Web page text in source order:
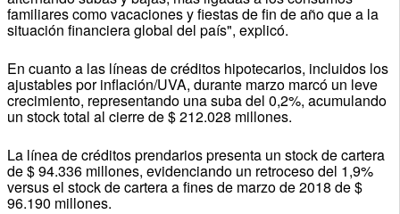
familiares como vacaciones y fiestas de fin de año que a la
situación financiera global del país", explicó.
En cuanto a las líneas de créditos hipotecarios, incluidos los
ajustables por inflación/UVA, durante marzo marcó un leve
crecimiento, representando una suba del 0,2%, acumulando
un stock total al cierre de $ 212.028 millones.
La línea de créditos prendarios presenta un stock de cartera
de $ 94.336 millones, evidenciando un retroceso del 1,9%
versus el stock de cartera a fines de marzo de 2018 de $
96.190 millones.